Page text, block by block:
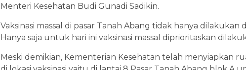
Menteri Kesehatan Budi Gunadi Sadikin.
Vaksinasi massal di pasar Tanah Abang tidak hanya dilakukan
Hanya saja untuk hari ini vaksinasi massal diprioritaskan
Meski demikian, Kementerian Kesehatan telah menyiapkan